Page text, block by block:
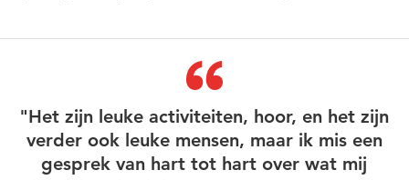
"Het zijn leuke activiteiten, hoor, en het zijn
verder ook leuke mensen, maar ik mis een
gesprek van hart tot hart over wat mij